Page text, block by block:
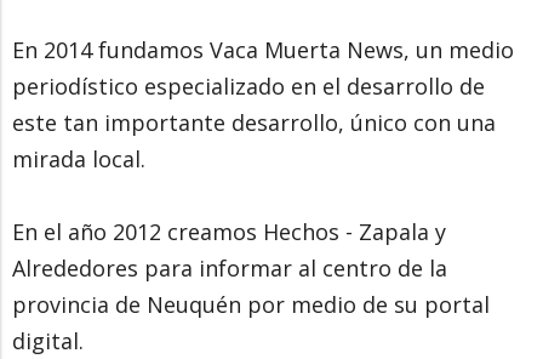
En 2014 fundamos Vaca Muerta News, un medio
periodístico especializado en el desarrollo de
este tan importante desarrollo, único con una
mirada local.
En el año 2012 creamos Hechos - Zapala y
Alrededores para informar al centro de la
provincia de Neuquén por medio de su portal
digital.